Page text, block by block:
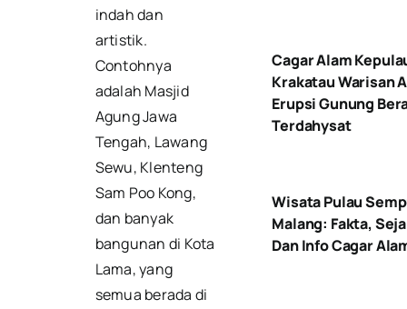
indah dan
artistik.
Contohnya
adalah Masjid
Agung Jawa
Tengah, Lawang
Sewu, Klenteng
Sam Poo Kong,
dan banyak
bangunan di Kota
Lama, yang
semua berada di
Cagar Alam
Krakatau Warisan
Erupsi Gunung
Terdahysat
Wisata Pulau
Malang: Fakta,
Dan Info Cagar